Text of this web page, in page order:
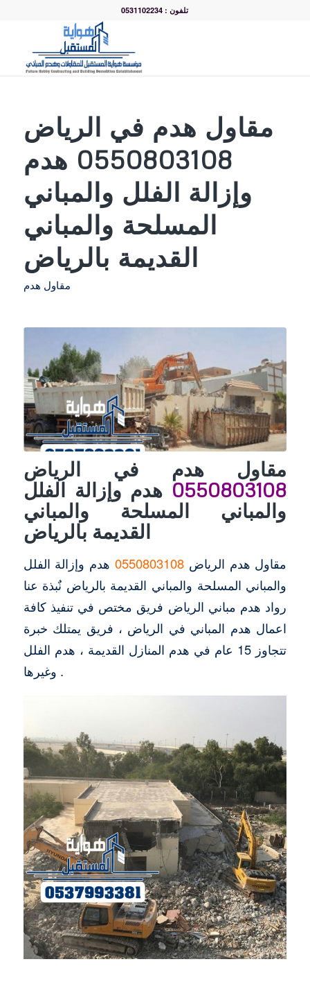
تلفون : 0531102234
مقاول هدم في الرياض
0550803108 هدم
وإزالة الفلل والمباني
المسلحة والمباني
القديمة بالرياض
مقاول هدم
مقاول هدم في الرياض
0550803108 هدم وإزالة الفلل
والمباني المسلحة والمباني
القديمة بالرياض
مقاول هدم الرياض 0550803108 هدم وإزالة الفلل
والمباني المسلحة والمباني القديمة بالرياض نٌبذة عنا
رواد هدم مباني الرياض فريق مختص في تنفيذ كافة
اعمال هدم المباني في الرياض ، فريق يمتلك خبرة
تتجاوز 15 عام في هدم المنازل القديمة ، هدم الفلل
وغيرها .